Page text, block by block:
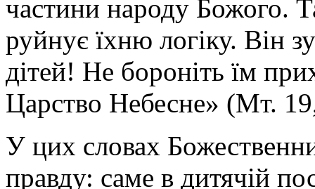
частини народу Божого.
руйнує їхню логіку. Він
дітей! Не бороніть їм
Царство Небесне» (Мт.
У цих словах
правду: саме в дитячій